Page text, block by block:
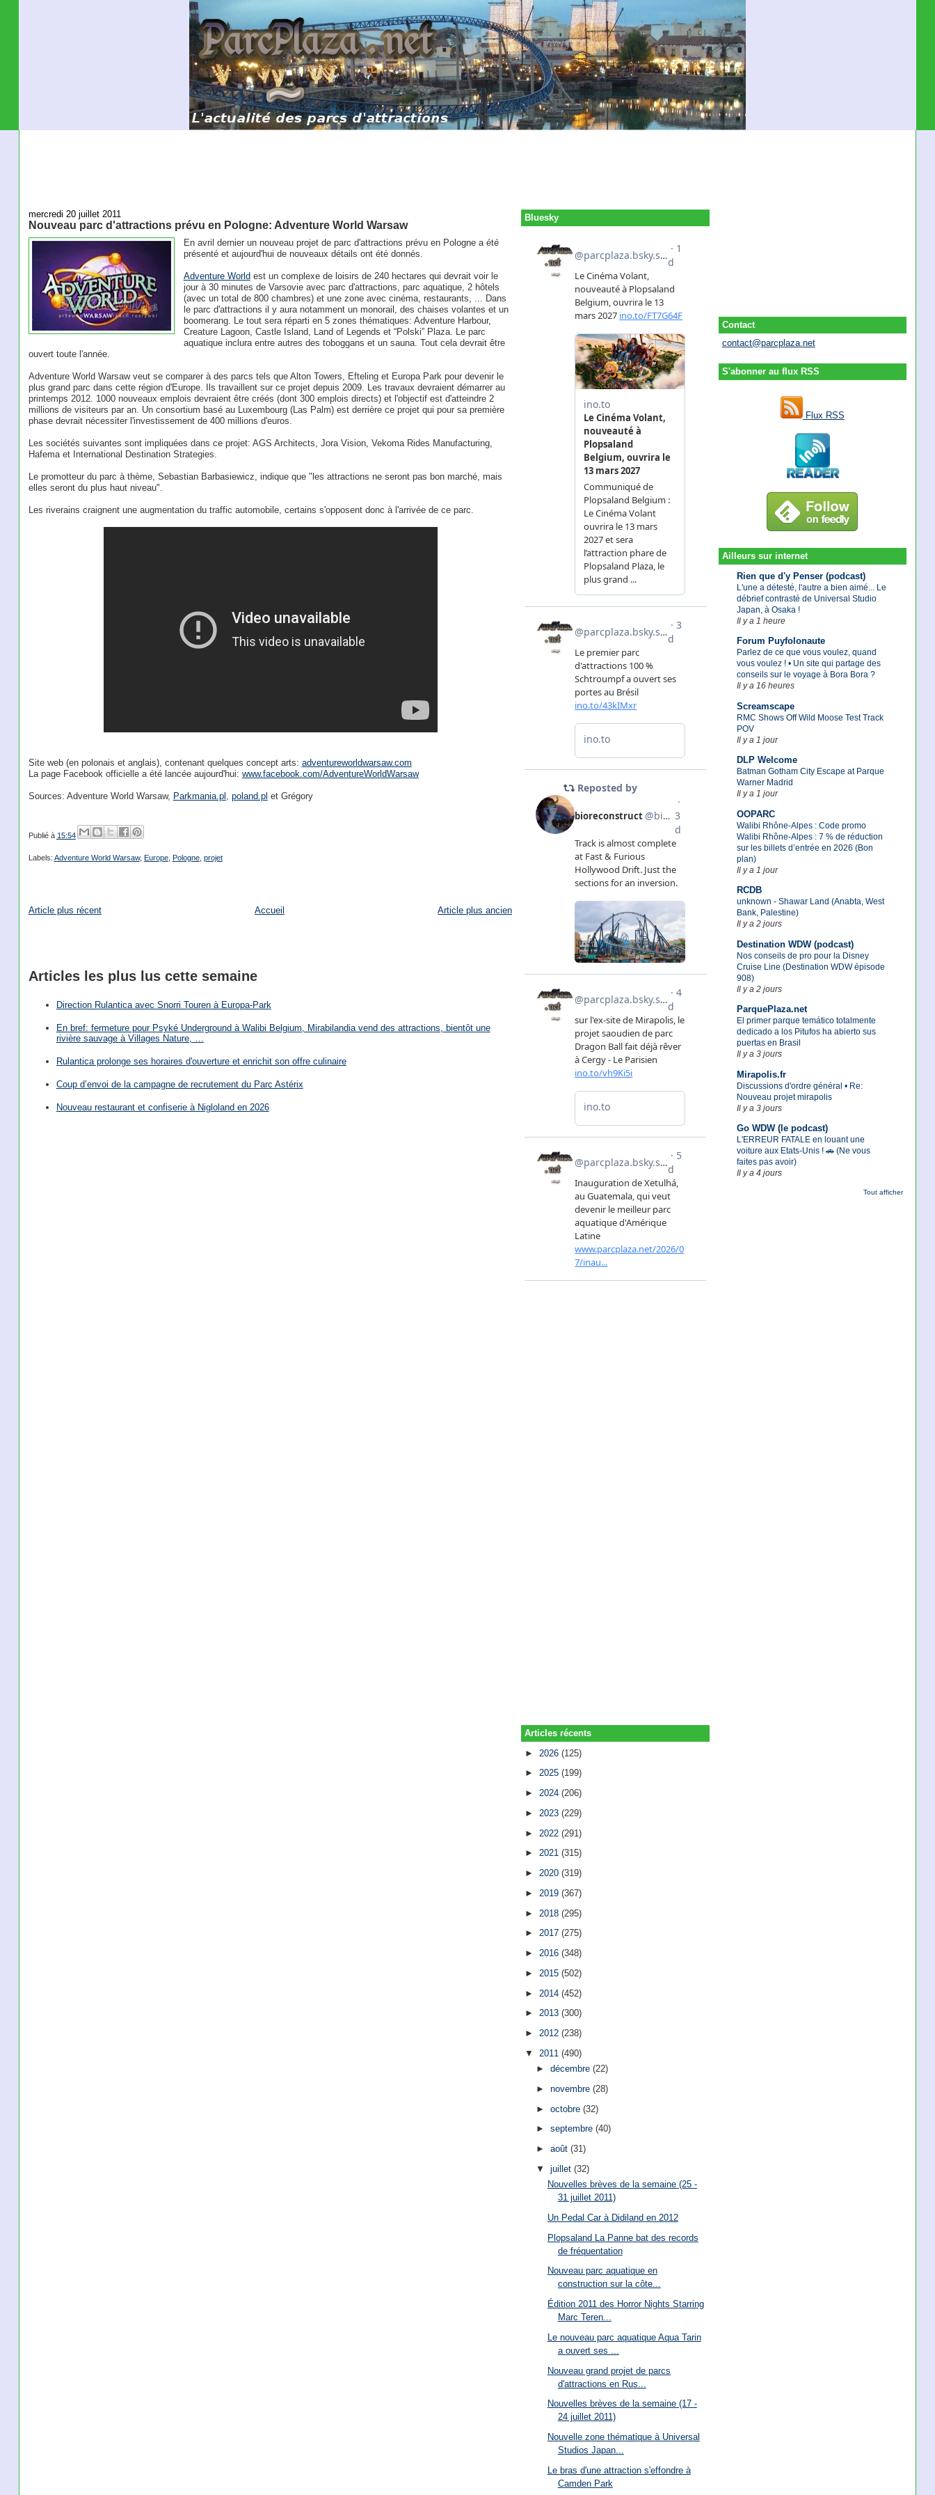
Contact
contact@parcplaza.net
S'abonner au flux RSS
Flux RSS
Ailleurs sur internet
Rien que d'y Penser (podcast)
L'une a détesté, l'autre a bien aimé... Le
débrief contrasté de Universal Studio
Japan, à Osaka !
Il y a 1 heure
Forum Puyfolonaute
Parlez de ce que vous voulez, quand
vous voulez ! • Un site qui partage des
conseils sur le voyage à Bora Bora ?
Il y a 16 heures
Screamscape
RMC Shows Off Wild Moose Test Track
POV
Il y a 1 jour
DLP Welcome
Batman Gotham City Escape at Parque
Warner Madrid
Il y a 1 jour
OOPARC
Walibi Rhône-Alpes : Code promo
Walibi Rhône-Alpes : 7 % de réduction
sur les billets d’entrée en 2026 (Bon
plan)
Il y a 1 jour
RCDB
unknown - Shawar Land (Anabta, West
Bank, Palestine)
Il y a 2 jours
Destination WDW (podcast)
Nos conseils de pro pour la Disney
Cruise Line (Destination WDW épisode
908)
Il y a 2 jours
ParquePlaza.net
El primer parque temático totalmente
dedicado a los Pitufos ha abierto sus
puertas en Brasil
Il y a 3 jours
Mirapolis.fr
Discussions d'ordre général • Re:
Nouveau projet mirapolis
Il y a 3 jours
Go WDW (le podcast)
L'ERREUR FATALE en louant une
voiture aux Etats-Unis ! 🚗 (Ne vous
faites pas avoir)
Il y a 4 jours
Tout afficher
mercredi 20 juillet 2011
Nouveau parc d'attractions prévu en Pologne: Adventure World Warsaw
En avril dernier un nouveau projet de parc d'attractions prévu en Pologne a été
présenté et aujourd'hui de nouveaux détails ont été donnés.
Adventure World est un complexe de loisirs de 240 hectares qui devrait voir le
jour à 30 minutes de Varsovie avec parc d'attractions, parc aquatique, 2 hôtels
(avec un total de 800 chambres) et une zone avec cinéma, restaurants, ... Dans
le parc d'attractions il y aura notamment un monorail, des chaises volantes et un
boomerang. Le tout sera réparti en 5 zones thématiques: Adventure Harbour,
Creature Lagoon, Castle Island, Land of Legends et “Polski” Plaza. Le parc
aquatique inclura entre autres des toboggans et un sauna. Tout cela devrait être
ouvert toute l'année.
Adventure World Warsaw veut se comparer à des parcs tels que Alton Towers, Efteling et Europa Park pour devenir le
plus grand parc dans cette région d'Europe. Ils travaillent sur ce projet depuis 2009. Les travaux devraient démarrer au
printemps 2012. 1000 nouveaux emplois devraient être créés (dont 300 emplois directs) et l'objectif est d'atteindre 2
millions de visiteurs par an. Un consortium basé au Luxembourg (Las Palm) est derrière ce projet qui pour sa première
phase devrait nécessiter l'investissement de 400 millions d'euros.
Les sociétés suivantes sont impliquées dans ce projet: AGS Architects, Jora Vision, Vekoma Rides Manufacturing,
Hafema et International Destination Strategies.
Le promotteur du parc à thème, Sebastian Barbasiewicz, indique que "les attractions ne seront pas bon marché, mais
elles seront du plus haut niveau".
Les riverains craignent une augmentation du traffic automobile, certains s'opposent donc à l'arrivée de ce parc.
Site web (en polonais et anglais), contenant quelques concept arts: adventureworldwarsaw.com
La page Facebook officielle a été lancée aujourd'hui: www.facebook.com/AdventureWorldWarsaw
Sources: Adventure World Warsaw, Parkmania.pl , poland.pl et Grégory
Publié à 15:54
Labels: Adventure World Warsaw, Europe, Pologne, projet
Article plus récent Article plus ancien
Accueil
Articles les plus lus cette semaine
Direction Rulantica avec Snorri Touren à Europa-Park
En bref: fermeture pour Psyké Underground à Walibi Belgium, Mirabilandia vend des attractions, bientôt une
rivière sauvage à Villages Nature, …
Rulantica prolonge ses horaires d'ouverture et enrichit son offre culinaire
Coup d’envoi de la campagne de recrutement du Parc Astérix
Nouveau restaurant et confiserie à Nigloland en 2026
Bluesky
Articles récents
► 2026(125)
►2025(199)
►2024(206)
► 2023(229)
► 2022(291)
►2021(315)
►2020(319)
► 2019(367)
► 2018(295)
►2017(275)
►2016(348)
► 2015(502)
► 2014(452)
►2013(300)
►2012(238)
▼ 2011(490)
► décembre (22)
► novembre (28)
► octobre (32)
► septembre (40)
► août (31)
▼ juillet (32)
Nouvelles brèves de la semaine (25 -
31 juillet 2011)
Un Pedal Car à Didiland en 2012
Plopsaland La Panne bat des records
de fréquentation
Nouveau parc aquatique en
construction sur la côte...
Édition 2011 des Horror Nights Starring
Marc Teren...
Le nouveau parc aquatique Aqua Tarin
a ouvert ses ...
Nouveau grand projet de parcs
d'attractions en Rus...
Nouvelles brèves de la semaine (17 -
24 juillet 2011)
Nouvelle zone thématique à Universal
Studios Japan...
Le bras d'une attraction s'effondre à
Camden Park